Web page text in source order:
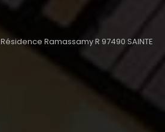
Ramassamy R 97490 SAINTE